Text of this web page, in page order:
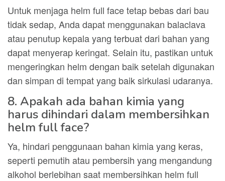
Untuk menjaga helm full face tetap bebas dari bau
tidak sedap, Anda dapat menggunakan balaclava
atau penutup kepala yang terbuat dari bahan yang
dapat menyerap keringat. Selain itu, pastikan untuk
mengeringkan helm dengan baik setelah digunakan
dan simpan di tempat yang baik sirkulasi udaranya.
8. Apakah ada bahan kimia yang
harus dihindari dalam membersihkan
helm full face?
Ya, hindari penggunaan bahan kimia yang keras,
seperti pemutih atau pembersih yang mengandung
alkohol berlebihan saat membersihkan helm full